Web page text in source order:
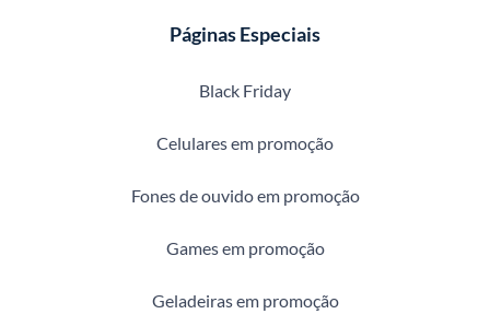
Páginas Especiais
Black Friday
Celulares em promoção
Fones de ouvido em promoção
Games em promoção
Geladeiras em promoção